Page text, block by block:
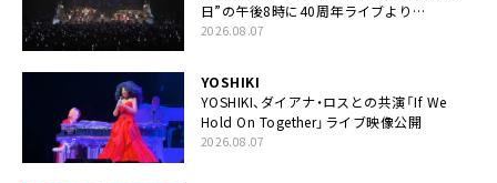
日”の午後8時に40周年ライブより
「FANtachy medley」を88年限定公開
2026.08.07
YOSHIKI
YOSHIKI、ダイアナ・ロスとの共演「If We
Hold On Together」ライブ映像公開
2026.08.07